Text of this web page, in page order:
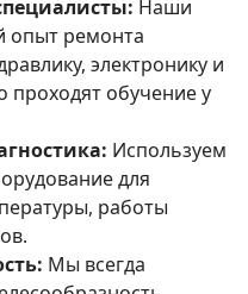
Наши
опыт ремонта
электронику и
проходят обучение у
Используем
для
работы
Мы всегда